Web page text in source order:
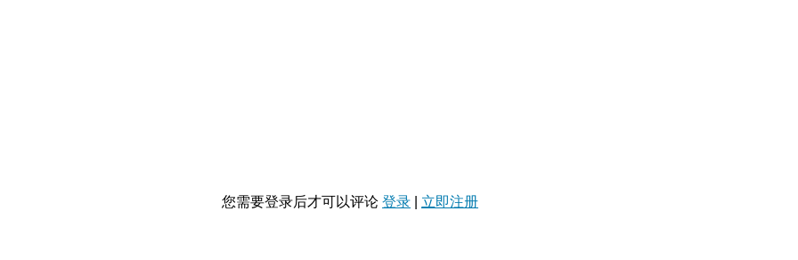
您需要登录后才可以评论 登录 立即注册